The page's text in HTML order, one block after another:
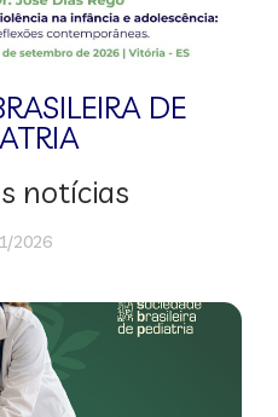
DE
notícias
2026